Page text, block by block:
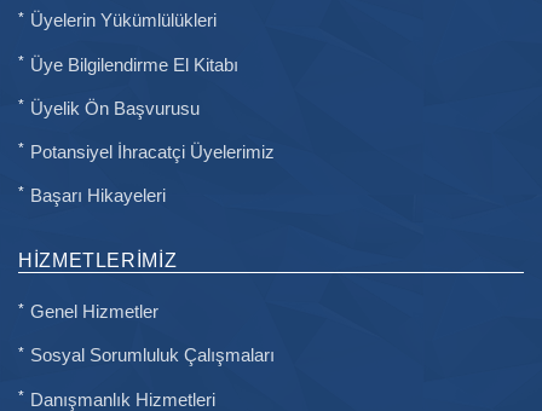
Üyelerin Yükümlülükleri
Üye Bilgilendirme El Kitabı
Üyelik Ön Başvurusu
Potansiyel İhracatçi Üyelerimiz
Başarı Hikayeleri
HIZMETLERIMIZ
Genel Hizmetler
Sosyal Sorumluluk Çalışmaları
Danışmanlık Hizmetleri